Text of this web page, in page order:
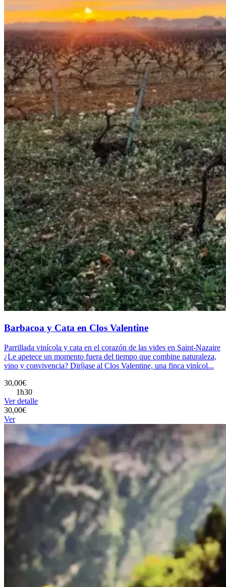
Barbacoa y Cata en Clos Valentine
Parrillada vinícola y cata en el corazón de las vides en Saint-Nazaire
¿Le apetece un momento fuera del tiempo que combine naturaleza,
vino y convivencia? Diríjase al Clos Valentine, una finca vinícol...
30,00€
1h30
Ver detalle
30,00€
Ver